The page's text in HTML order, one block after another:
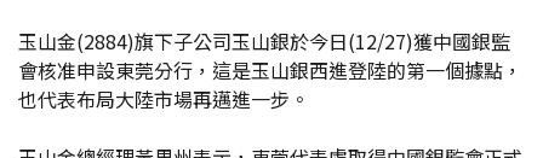
玉山金(2884)旗下子公司玉山銀於今日(12/27)獲中國銀監
會核准申設東莞分行，這是玉山銀西進登陸的第一個據點，
也代表布局大陸市場再邁進一步。